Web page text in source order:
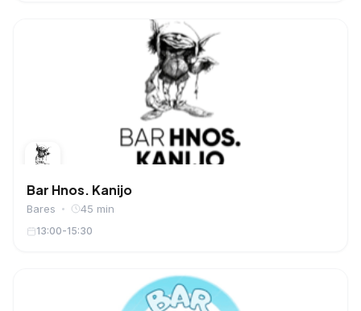
Bar Hnos. Kanijo
Bares 45 min
13:00-15:30